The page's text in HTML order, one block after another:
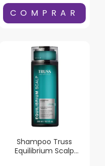
Shampoo Truss
Equilibrium Scalp